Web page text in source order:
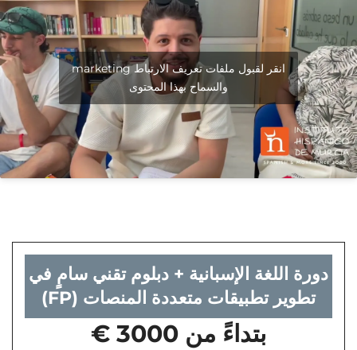
انقر لقبول ملفات تعريف الارتباط marketing
والسماح بهذا المحتوى
دورة اللغة الإسبانية + دبلوم تقني سامٍ في
تطوير تطبيقات متعددة المنصات (FP)
بتداءً من 3000 €